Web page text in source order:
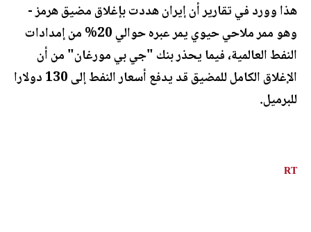
هذا وورد في تقارير أن إيران هددت بإغلاق مضيق هرمز -
وهو ممر ملاحي حيوي يمر عبره حوالي 20% من إمدادات
النفط العالمية، فيما يحذر بنك "جي بي مورغان" من أن
الإغلاق الكامل للمضيق قد يدفع أسعار النفط إلى 130 دولارا
للبرميل.
RT